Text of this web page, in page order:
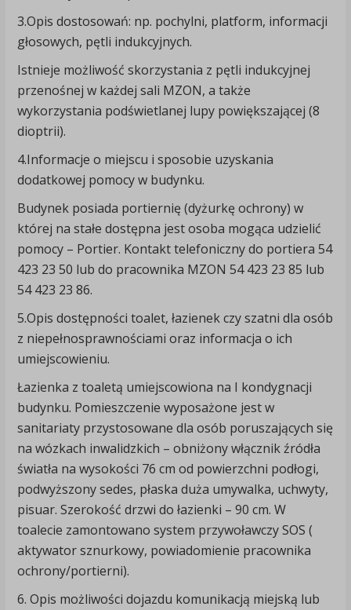
3.Opis dostosowań: np. pochylni, platform, informacji
głosowych, pętli indukcyjnych.
Istnieje możliwość skorzystania z pętli indukcyjnej
przenośnej w każdej sali MZON, a także
wykorzystania podświetlanej lupy powiększającej (8
dioptrii).
4.Informacje o miejscu i sposobie uzyskania
dodatkowej pomocy w budynku.
Budynek posiada portiernię (dyżurkę ochrony) w
której na stałe dostępna jest osoba mogąca udzielić
pomocy – Portier. Kontakt telefoniczny do portiera 54
423 23 50 lub do pracownika MZON 54 423 23 85 lub
54 423 23 86.
5.Opis dostępności toalet, łazienek czy szatni dla osób
z niepełnosprawnościami oraz informacja o ich
umiejscowieniu.
Łazienka z toaletą umiejscowiona na I kondygnacji
budynku. Pomieszczenie wyposażone jest w
sanitariaty przystosowane dla osób poruszających się
na wózkach inwalidzkich – obniżony włącznik źródła
światła na wysokości 76 cm od powierzchni podłogi,
podwyższony sedes, płaska duża umywalka, uchwyty,
pisuar. Szerokość drzwi do łazienki – 90 cm. W
toalecie zamontowano system przywoławczy SOS (
aktywator sznurkowy, powiadomienie pracownika
ochrony/portierni).
6. Opis możliwości dojazdu komunikacją miejską lub